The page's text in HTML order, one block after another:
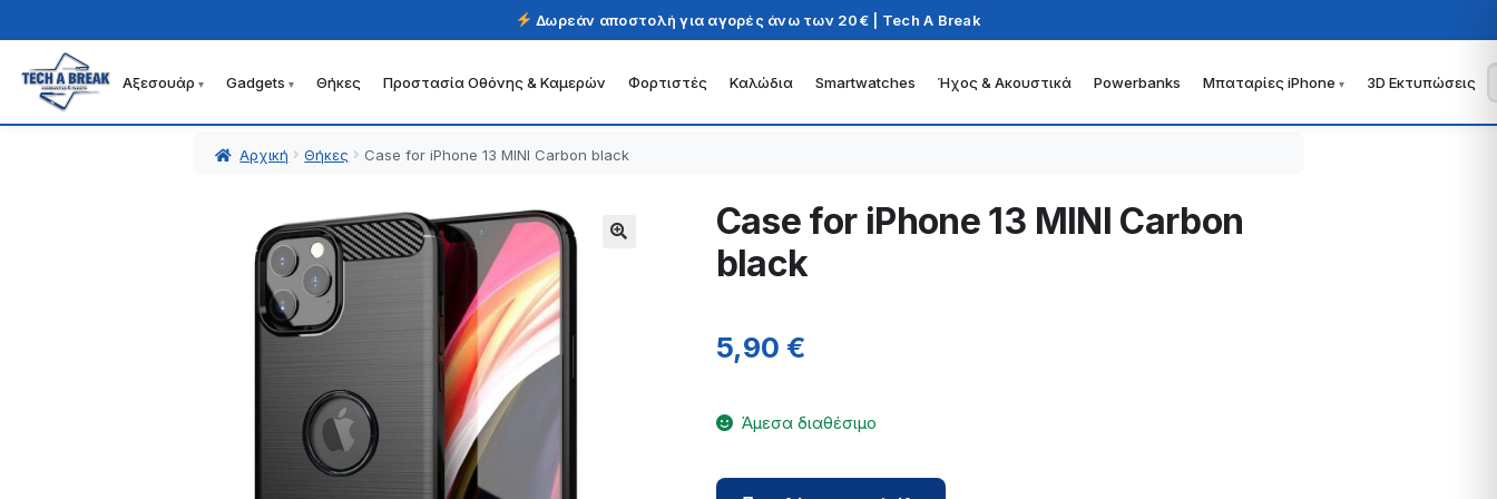
Δωρεάν αποστολή για αγορές άνω των 20€ | Tech A Break
Απευθείας
μετάβαση
Μετάβαση
σε
Αξεσουάρ Gadgets Θήκες Προστασία Οθόνης & Καμερών Φορτιστές Καλώδια Smartwatches Ήχος & Ακουστικά Powerbanks Μπαταρίες iPhone 3D Εκτυπώσεις
Αρχική Θήκες Case for iPhone 13 MINI Carbon black
Case for iPhone 13 MINI Carbon
black
5,90 €
Άμεσα διαθέσιμο
Case